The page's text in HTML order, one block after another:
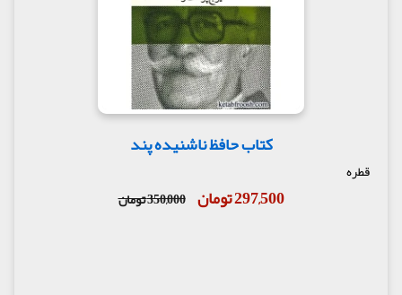
کتاب حافظ ناشنیده پند
قطره
297,500 تومان 350,000 تومان